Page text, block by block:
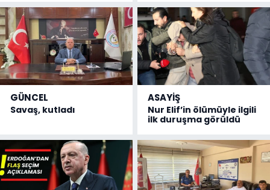
GÜNCEL
Savaş, kutladı
ASAYİŞ
Nur Elif’in ölümüyle ilgili
ilk duruşma görüldü